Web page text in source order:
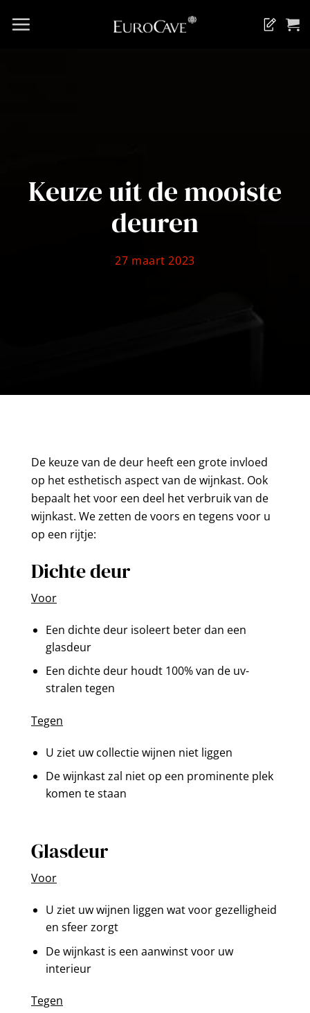
naar
Blog
Keuze uit de mooiste
deuren
De keuze van de deur heeft een grote invloed
op het esthetisch aspect van de wijnkast. Ook
bepaalt het voor een deel het verbruik van de
wijnkast. We zetten de voors en tegens voor u
op een rijtje:
Dichte deur
Voor
Een dichte deur isoleert beter dan een
glasdeur
Een dichte deur houdt 100% van de uv-
stralen tegen
Tegen
U ziet uw collectie wijnen niet liggen
De wijnkast zal niet op een prominente plek
komen te staan
Glasdeur
Voor
U ziet uw wijnen liggen wat voor gezelligheid
en sfeer zorgt
De wijnkast is een aanwinst voor uw
interieur
Tegen